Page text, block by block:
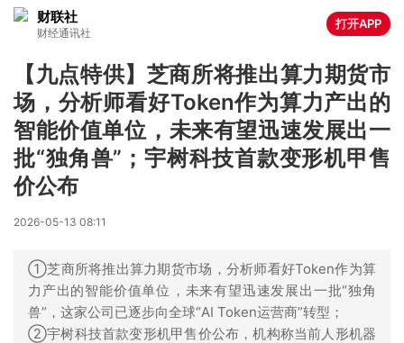
财联社
财经通讯社
打开APP
【九点特供】芝商所将推出算力期货市
场，分析师看好Token作为算力产出的
智能价值单位‌，未来有望迅速发展出一
批“独角兽”；宇树科技首款变形机甲售
价公布
2026-05-13 08:11
①芝商所将推出算力期货市场，分析师看好Token作为算
力产出的智能价值单位‌，未来有望迅速发展出一批“独角
兽”，这家公司已逐步向全球“AI Token运营商”转型；
②宇树科技首款变形机甲售价公布，机构称当前人形机器